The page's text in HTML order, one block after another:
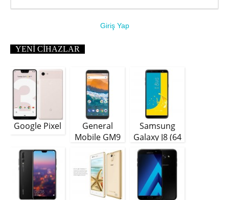
Giriş Yap
YENI CIHAZLAR
Google Pixel
General
Mobile GM9
Samsung
Galaxy J8 (64
GB)